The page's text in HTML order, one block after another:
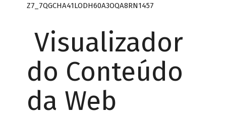
Z7_7QGCHA41LODH60A3OQA8RN1457
Visualizador
do Conteúdo
da Web